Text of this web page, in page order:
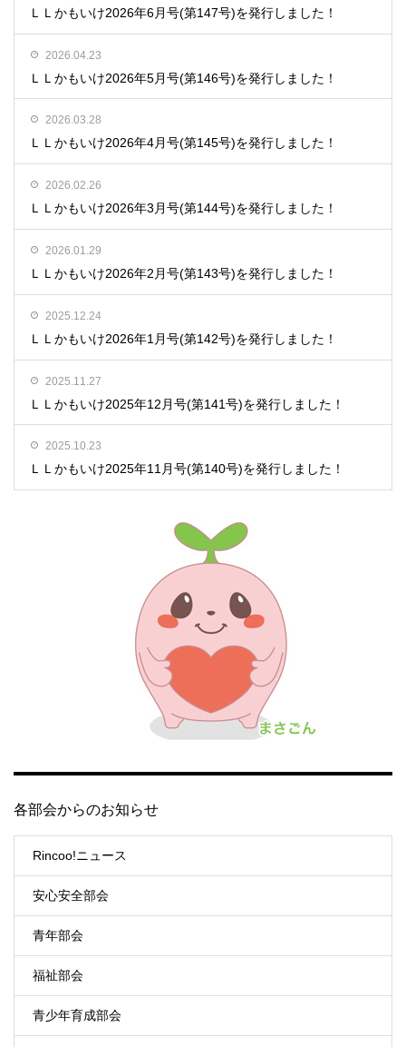
ＬＬかもいけ2026年6月号(第147号)を発行しました！
2026.04.23
ＬＬかもいけ2026年5月号(第146号)を発行しました！
2026.03.28
ＬＬかもいけ2026年4月号(第145号)を発行しました！
2026.02.26
ＬＬかもいけ2026年3月号(第144号)を発行しました！
2026.01.29
ＬＬかもいけ2026年2月号(第143号)を発行しました！
2025.12.24
ＬＬかもいけ2026年1月号(第142号)を発行しました！
2025.11.27
ＬＬかもいけ2025年12月号(第141号)を発行しました！
2025.10.23
ＬＬかもいけ2025年11月号(第140号)を発行しました！
各部会からのお知らせ
Rincoo!ニュース
安心安全部会
青年部会
福祉部会
青少年育成部会